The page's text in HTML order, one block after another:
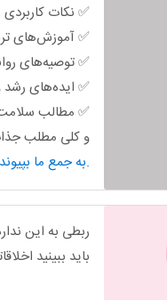
✅ نکات
✅ آموزش‌های
✅ توصیه‌های
✅ ایده‌های رشد
✅ مطالب سلامت
و کلی مطلب
به جمع ما بپیوند و از این محتوای کاربردی استفاده کن.
ربطی به این
باید ببینید